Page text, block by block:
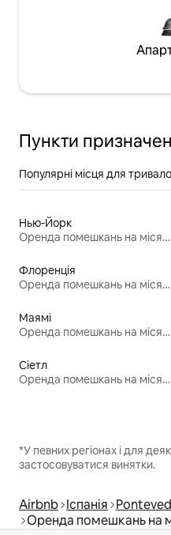
Пункти
Популярні місця для
Нью-Йорк
Оренда помешкань на місяць
Флоренція
Оренда помешкань на місяць
Маямі
Оренда помешкань на місяць
Сіетл
Оренда помешкань на місяць
*У певних регіонах і для
застосовуватися винятки.
Airbnb Іспанія
Оренда помешкань на